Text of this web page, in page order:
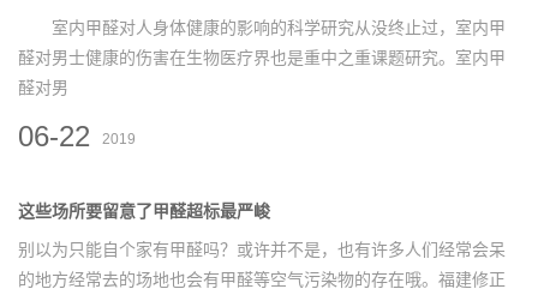
室内甲醛对人身体健康的影响的科学研究从没终止过，室内甲
醛对男士健康的伤害在生物医疗界也是重中之重课题研究。室内甲
醛对男
06-22 2019
这些场所要留意了甲醛超标最严峻
别以为只能自个家有甲醛吗？或许并不是，也有许多人们经常会呆
的地方经常去的场地也会有甲醛等空气污染物的存在哦。福建修正